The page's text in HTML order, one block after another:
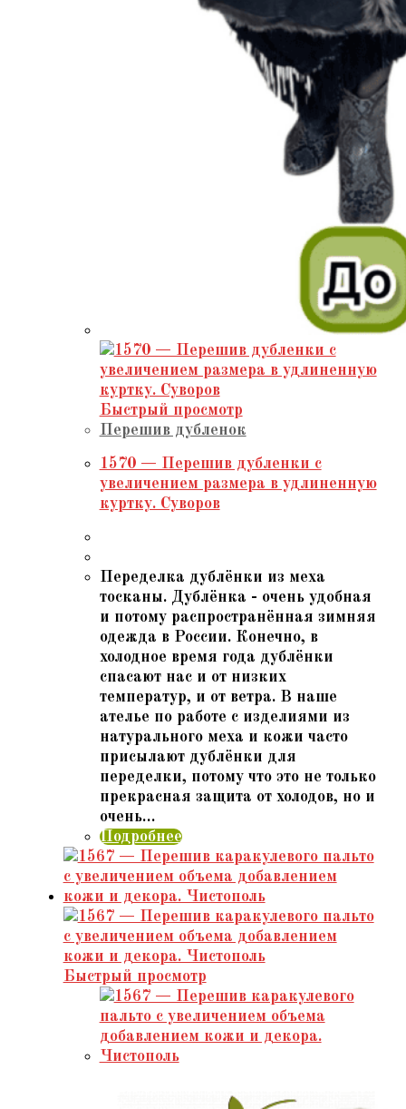
Быстрый просмотр
Перешив дубленок
1570 — Перешив дубленки с
увеличением размера в удлиненную
куртку. Суворов
Переделка дублёнки из меха
тосканы. Дублёнка - очень удобная
и потому распространённая зимняя
одежда в России. Конечно, в
холодное время года дублёнки
спасают нас и от низких
температур, и от ветра. В наше
ателье по работе с изделиями из
натурального меха и кожи часто
присылают дублёнки для
переделки, потому что это не только
прекрасная защита от холодов, но и
очень…
Подробнее
Быстрый просмотр